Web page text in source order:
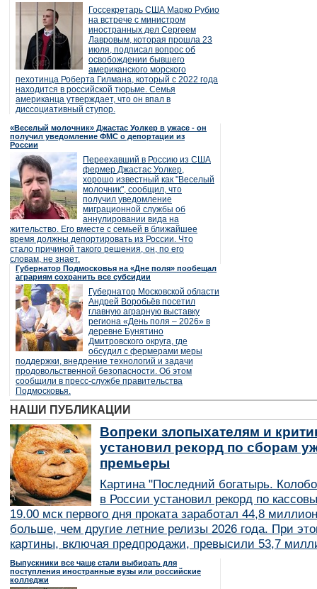
Госсекретарь США Марко Рубио
на встрече с министром
иностранных дел Сергеем
Лавровым, которая прошла 23
июля, подписал вопрос об
освобождении бывшего
американского морского
пехотинца Роберта Гилмана, который с 2022 года
находится в российской тюрьме. Семья
американца утверждает, что он впал в
диссоциативный ступор.
«Веселый молочник» Джастас Уолкер в ужасе - он
получил уведомление ФМС о депортации из
России
Переехавший в Россию из США
фермер Джастас Уолкер,
хорошо известный как "Веселый
молочник", сообщил, что
получил уведомление
миграционной службы об
аннулировании вида на
жительство. Его вместе с семьей в ближайшее
время должны депортировать из России. Что
стало причиной такого решения, он, по его
словам, не знает.
Губернатор Подмосковья на «Дне поля» пообещал
аграриям сохранить все субсидии
Губернатор Московской области
Андрей Воробьёв посетил
главную аграрную выставку
региона «День поля – 2026» в
деревне Бунятино
Дмитровского округа, где
обсудил с фермерами меры
поддержки, внедрение технологий и задачи
продовольственной безопасности. Об этом
сообщили в пресс-службе правительства
Подмосковья.
НАШИ ПУБЛИКАЦИИ
Вопреки злопыхателям и
установил рекорд по сборам
премьеры
Картина "Последний богатырь.
в России установил рекорд по
19.00 мск первого дня проката заработал 44,8
больше, чем другие летние релизы 2026 года. При
картины, включая предпродажи, превысили 53,7
Выпускники все чаще стали выбирать для
поступления иностранные вузы или российские
колледжи